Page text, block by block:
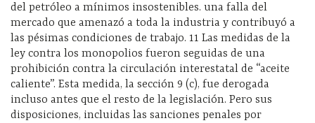
del petróleo a mínimos insostenibles. una falla del
mercado que amenazó a toda la industria y contribuyó a
las pésimas condiciones de trabajo. 11 Las medidas de la
ley contra los monopolios fueron seguidas de una
prohibición contra la circulación interestatal de “aceite
caliente”. Esta medida, la sección 9 (c), fue derogada
incluso antes que el resto de la legislación. Pero sus
disposiciones, incluidas las sanciones penales por